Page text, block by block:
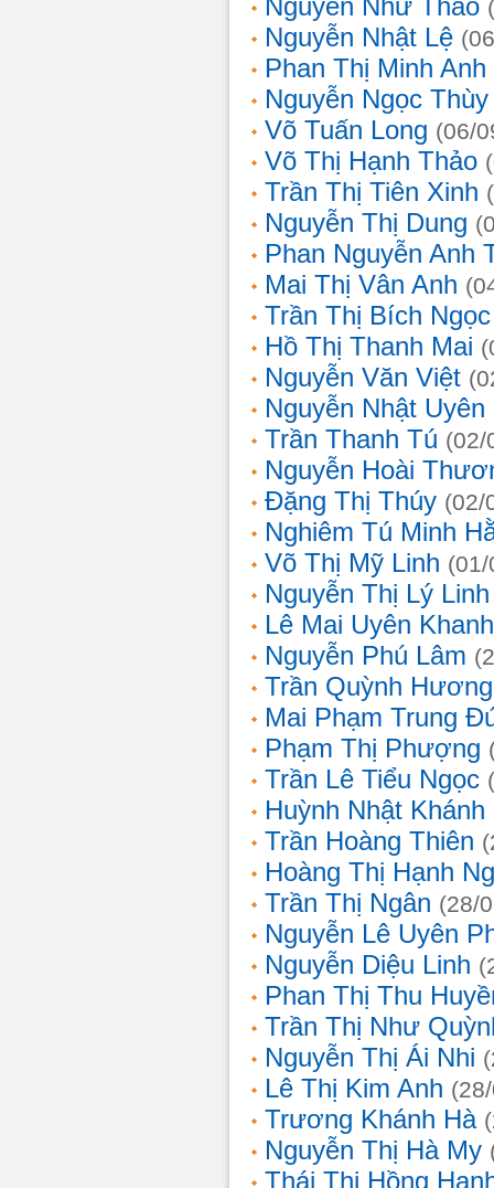
Nguyễn Như Thảo
Nguyễn Nhật Lệ
Phan Thị Minh Anh
Nguyễn Ngọc
Võ Tuấn Long (06/
Võ Thị Hạnh Thảo
Trần Thị Tiên Xinh
Nguyễn Thị Dung
Phan Nguyễn Anh
Mai Thị Vân Anh
Trần Thị Bích Ngọc
Hồ Thị Thanh Mai
Nguyễn Văn Việt
Nguyễn Nhật Uyên
Trần Thanh Tú (02/
Nguyễn Hoài
Đặng Thị Thúy (02/
Nghiêm Tú Minh
Võ Thị Mỹ Linh
Nguyễn Thị Lý Linh
Lê Mai Uyên Khanh
Nguyễn Phú Lâm
Trần Quỳnh Hương
Mai Phạm Trung
Phạm Thị Phượng
Trần Lê Tiểu Ngọc
Huỳnh Nhật Khánh
Trần Hoàng Thiên
Hoàng Thị Hạnh
Trần Thị Ngân (28/
Nguyễn Lê Uyên
Nguyễn Diệu Linh
Phan Thị Thu
Trần Thị Như
Nguyễn Thị Ái Nhi
Lê Thị Kim Anh
Trương Khánh Hà
Nguyễn Thị Hà My
Thái Thị Hồng